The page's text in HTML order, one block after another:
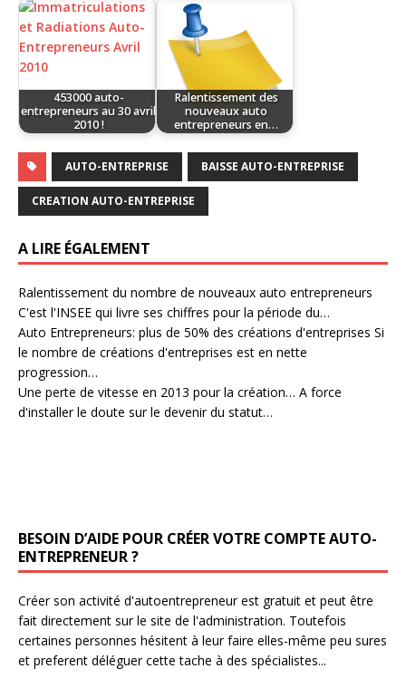
453000 auto-
entrepreneurs au 30 avril
2010 !
Ralentissement des
nouveaux auto
entrepreneurs en…
AUTO-ENTREPRISE BAISSE AUTO-ENTREPRISE
CREATION AUTO-ENTREPRISE
A LIRE ÉGALEMENT
Ralentissement du nombre de nouveaux auto entrepreneurs
C'est l'INSEE qui livre ses chiffres pour la période du…
Auto Entrepreneurs: plus de 50% des créations d'entreprises Si
le nombre de créations d'entreprises est en nette
progression…
Une perte de vitesse en 2013 pour la création… A force
d'installer le doute sur le devenir du statut…
BESOIN D’AIDE POUR CRÉER VOTRE COMPTE AUTO-
ENTREPRENEUR ?
Créer son activité d'autoentrepreneur est gratuit et peut être
fait directement sur le site de l'administration. Toutefois
certaines personnes hésitent à leur faire elles-même peu sures
et preferent déléguer cette tache à des spécialistes...